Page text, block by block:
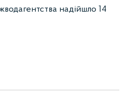
надійшло 14